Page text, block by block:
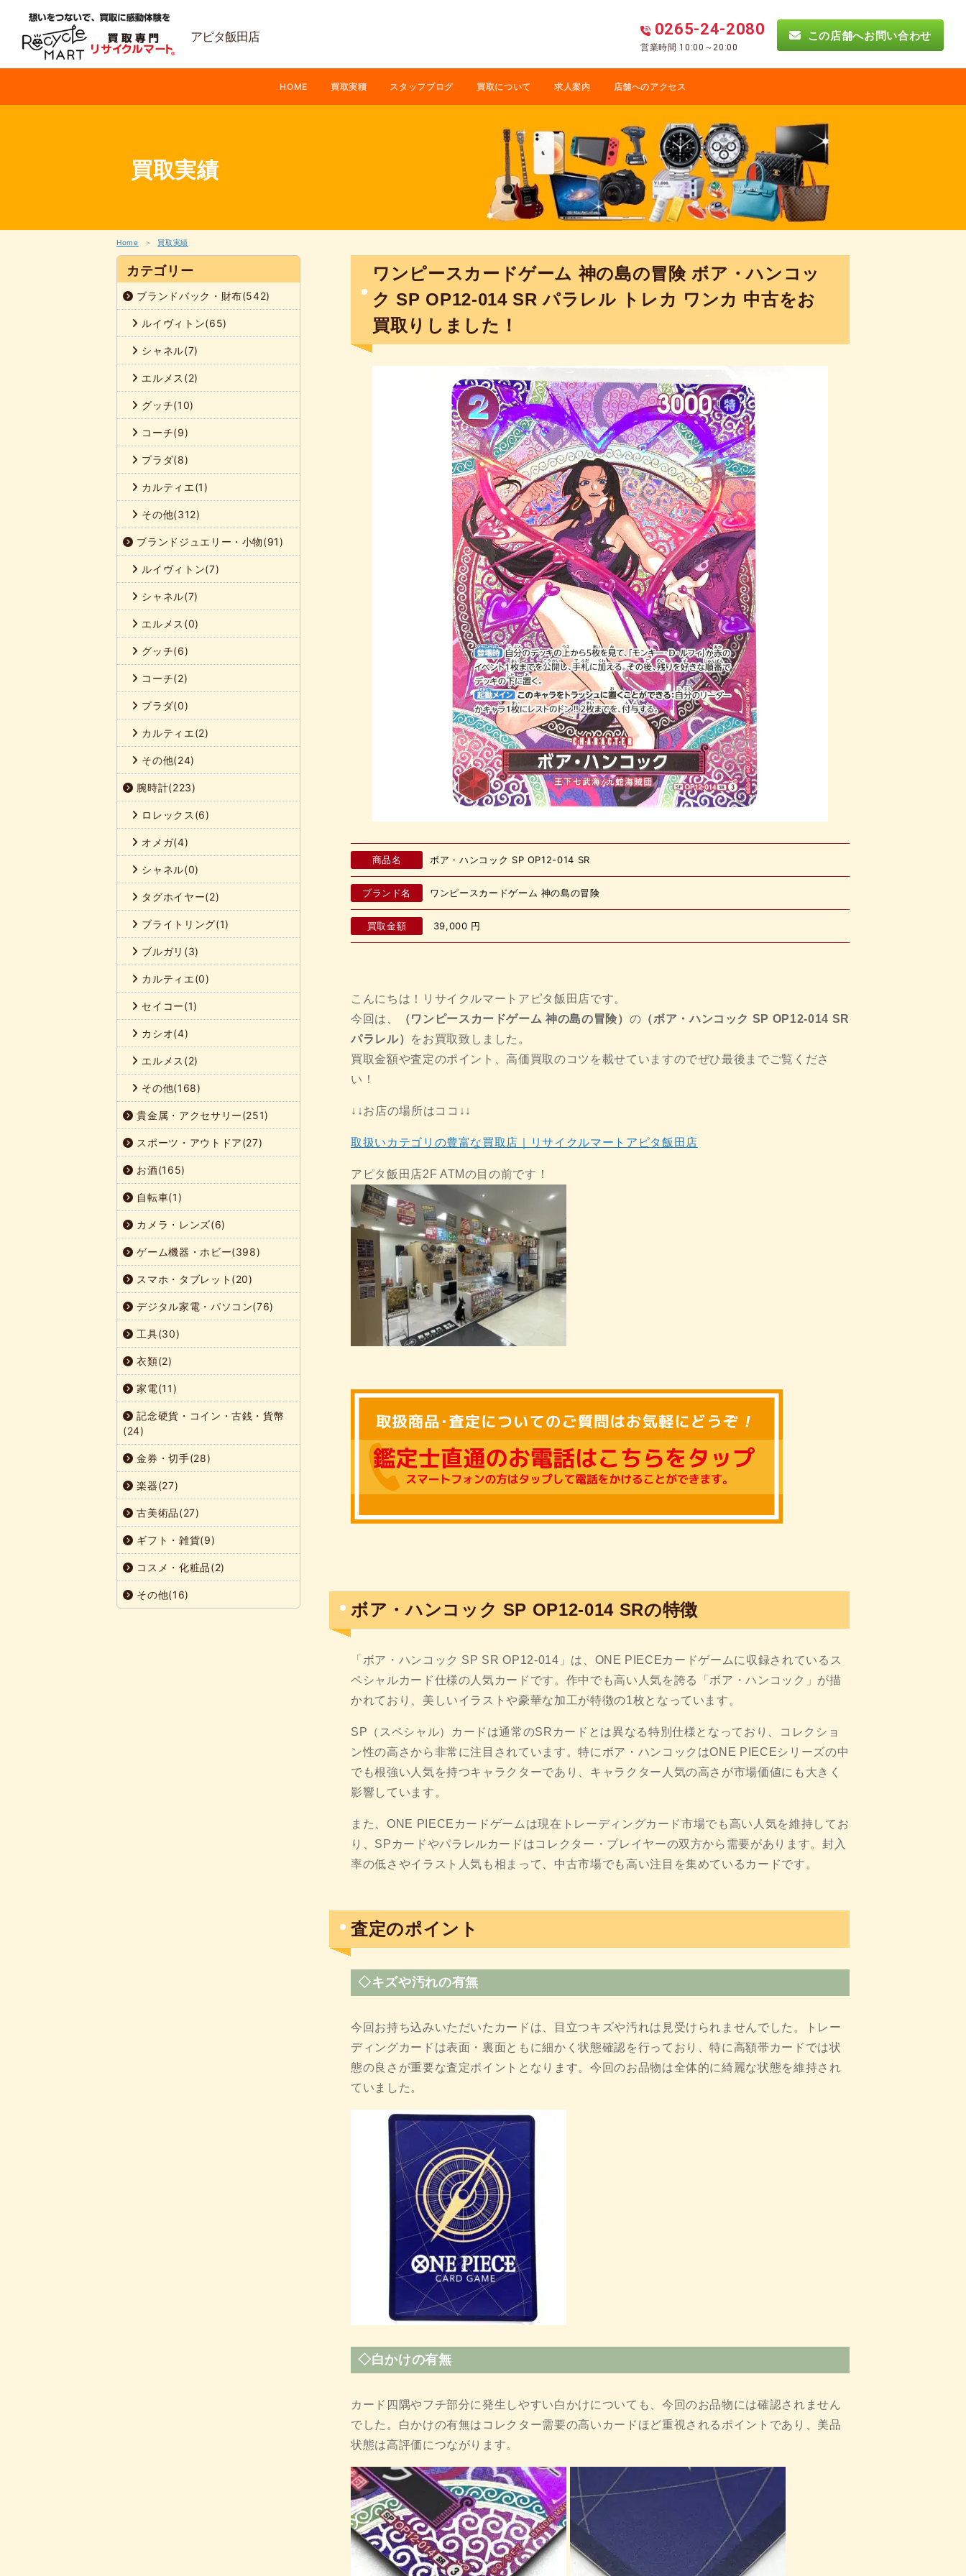
アピタ飯田店 0265-24-2080
営業時間 10:00～20:00
この店舗へお問い合わせ
HOME 買取実積 スタッフブログ 買取について 求人案内 店舗へのアクセス
買取実績
Home 買取実績
ワンピースカードゲーム 神の島の冒険 ボア・ハンコッ
ク SP OP12-014 SR パラレル トレカ ワンカ 中古をお
買取りしました！
商品名 ボア・ハンコック SP OP12-014 SR
ブランド名 ワンピースカードゲーム 神の島の冒険
買取金額 39,000 円
こんにちは！リサイクルマートアピタ飯田店です。
今回は、
（ワンピースカードゲーム 神の島の冒険） の （ボア・ハンコック SP OP12-014 SR
パラレル）
をお買取致しました。
買取金額や査定のポイント、高価買取のコツを載せていますのでぜひ最後までご覧くださ
い！
↓↓お店の場所はココ↓↓
取扱いカテゴリの豊富な買取店｜リサイクルマートアピタ飯田店
アピタ飯田店2F ATMの目の前です！
ボア・ハンコック SP OP12-014 SRの特徴
「ボア・ハンコック SP SR OP12-014」は、ONE PIECEカードゲームに収録されているス
ペシャルカード仕様の人気カードです。作中でも高い人気を誇る「ボア・ハンコック」が描
かれており、美しいイラストや豪華な加工が特徴の1枚となっています。
SP（スペシャル）カードは通常のSRカードとは異なる特別仕様となっており、コレクショ
ン性の高さから非常に注目されています。特にボア・ハンコックはONE PIECEシリーズの中
でも根強い人気を持つキャラクターであり、キャラクター人気の高さが市場価値にも大きく
影響しています。
また、ONE PIECEカードゲームは現在トレーディングカード市場でも高い人気を維持してお
り、SPカードやパラレルカードはコレクター・プレイヤーの双方から需要があります。封入
率の低さやイラスト人気も相まって、中古市場でも高い注目を集めているカードです。
査定のポイント
◇キズや汚れの有無
今回お持ち込みいただいたカードは、目立つキズや汚れは見受けられませんでした。トレー
ディングカードは表面・裏面ともに細かく状態確認を行っており、特に高額帯カードでは状
態の良さが重要な査定ポイントとなります。今回のお品物は全体的に綺麗な状態を維持され
ていました。
◇白かけの有無
カード四隅やフチ部分に発生しやすい白かけについても、今回のお品物には確認されません
でした。白かけの有無はコレクター需要の高いカードほど重視されるポイントであり、美品
状態は高評価につながります。
カテゴリー
ブランドバック・財布(542)
ルイヴィトン(65)
シャネル(7)
エルメス(2)
グッチ(10)
コーチ(9)
プラダ(8)
カルティエ(1)
その他(312)
ブランドジュエリー・小物(91)
ルイヴィトン(7)
シャネル(7)
エルメス(0)
グッチ(6)
コーチ(2)
プラダ(0)
カルティエ(2)
その他(24)
腕時計(223)
ロレックス(6)
オメガ(4)
シャネル(0)
タグホイヤー(2)
ブライトリング(1)
ブルガリ(3)
カルティエ(0)
セイコー(1)
カシオ(4)
エルメス(2)
その他(168)
貴金属・アクセサリー(251)
スポーツ・アウトドア(27)
お酒(165)
自転車(1)
カメラ・レンズ(6)
ゲーム機器・ホビー(398)
スマホ・タブレット(20)
デジタル家電・パソコン(76)
工具(30)
衣類(2)
家電(11)
記念硬貨・コイン・古銭・貨幣
(24)
金券・切手(28)
楽器(27)
古美術品(27)
ギフト・雑貨(9)
コスメ・化粧品(2)
その他(16)